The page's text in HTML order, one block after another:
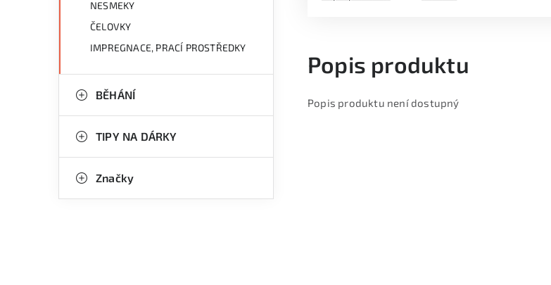
NESMEKY
ČELOVKY
IMPREGNACE, PRACÍ PROSTŘEDKY
BĚHÁNÍ
TIPY NA DÁRKY
Značky
Popis produktu
Popis produktu není dostupný